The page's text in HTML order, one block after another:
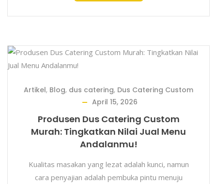
Artikel, Blog, dus catering, Dus Catering Custom
April 15, 2026
Produsen Dus Catering Custom
Murah: Tingkatkan Nilai Jual Menu
Andalanmu!
Kualitas masakan yang lezat adalah kunci, namun
cara penyajian adalah pembuka pintu menuju